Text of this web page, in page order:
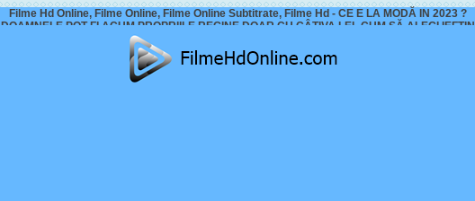
Filme Hd Online, Filme Online, Filme Online Subtitrate, Filme Hd - CE E LA MODĂ IN 2023 ?
DOAMNELE POT FI ACUM PROPRIILE REGINE DOAR CU CÂȚIVA LEI -CUM SĂ ALEGI IEFTIN